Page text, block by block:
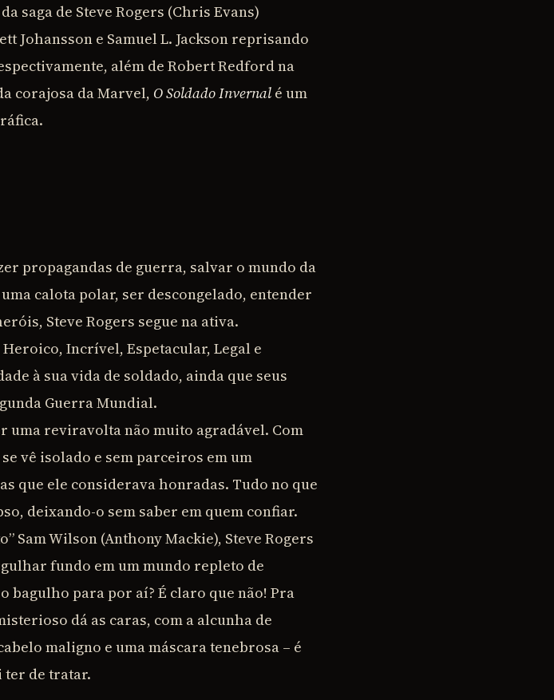
saga de Steve Rogers (Chris Evans)
Johansson e Samuel L. Jackson reprisando
além de Robert Redford na
corajosa da Marvel, O Soldado Invernal é um
propagandas de guerra, salvar o mundo da
calota polar, ser descongelado, entender
Steve Rogers segue na ativa.
Incrível, Espetacular, Legal e
à sua vida de soldado, ainda que seus
Guerra Mundial.
uma reviravolta não muito agradável. Com
vê isolado e sem parceiros em um
que ele considerava honradas. Tudo no que
deixando-o sem saber em quem confiar.
Sam Wilson (Anthony Mackie), Steve Rogers
fundo em um mundo repleto de
bagulho para por aí? É claro que não! Pra
dá as caras, com a alcunha de
maligno e uma máscara tenebrosa – é
ter de tratar.